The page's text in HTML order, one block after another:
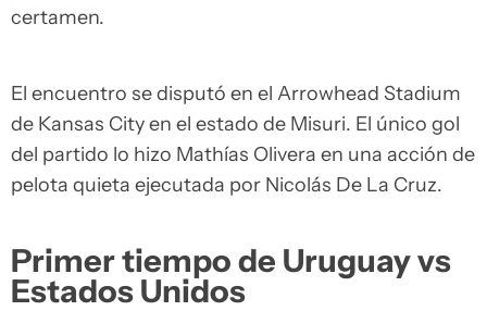
certamen.
El encuentro se disputó en el Arrowhead Stadium
de Kansas City en el estado de Misuri. El único gol
del partido lo hizo Mathías Olivera en una acción de
pelota quieta ejecutada por Nicolás De La Cruz.
Primer tiempo de Uruguay vs
Estados Unidos